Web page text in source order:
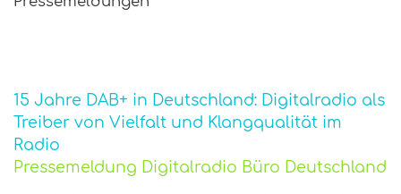
15 Jahre DAB+ in Deutschland: Digitalradio als
Treiber von Vielfalt und Klangqualität im
Radio
Pressemeldung Digitalradio Büro Deutschland